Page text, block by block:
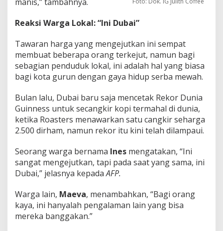
Reaksi Warga Lokal: “Ini Dubai”
Tawaran harga yang mengejutkan ini sempat
membuat beberapa orang terkejut, namun bagi
sebagian penduduk lokal, ini adalah hal yang biasa
bagi kota gurun dengan gaya hidup serba mewah.
Bulan lalu, Dubai baru saja mencetak Rekor Dunia
Guinness untuk secangkir kopi termahal di dunia,
ketika Roasters menawarkan satu cangkir seharga
2.500 dirham, namun rekor itu kini telah dilampaui.
Seorang warga bernama Ines mengatakan, “Ini
sangat mengejutkan, tapi pada saat yang sama, ini
Dubai,” jelasnya kepadaAFP.
Warga lain, Maeva, menambahkan, “Bagi orang
kaya, ini hanyalah pengalaman lain yang bisa
mereka banggakan.”